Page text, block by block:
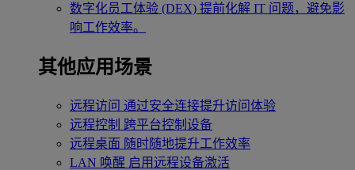
数字化员工体验 (DEX) 提前化解 IT 问题，避免影
响工作效率。
其他应用场景
远程访问 通过安全连接提升访问体验
远程控制 跨平台控制设备
远程桌面 随时随地提升工作效率
LAN 唤醒 启用远程设备激活